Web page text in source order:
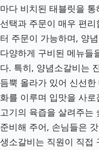
마다 비치된 태블릿을
선택과 주문이 매우 편
터 주문이 가능하며, 양
다양하게 구비된 메뉴들
다. 특히, 양념소갈비는
듬뿍 올라가 있어 신선
화를 이루며 입맛을 사로
고기의 육즙을 살려주는
준비해 주어, 손님들은
생소갈비는 직원이 직접